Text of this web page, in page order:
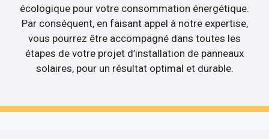
écologique pour votre consommation énergétique.
Par conséquent, en faisant appel à notre expertise,
vous pourrez être accompagné dans toutes les
étapes de votre projet d’installation de panneaux
solaires, pour un résultat optimal et durable.